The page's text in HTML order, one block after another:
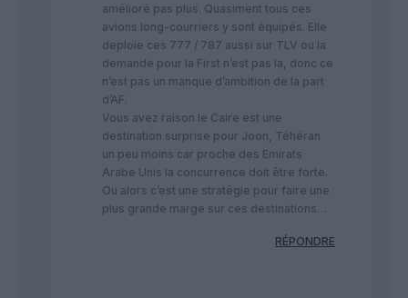
amélioré pas plus. Quasiment tous ces
avions long-courriers y sont équipés. Elle
deploie ces 777 / 787 aussi sur TLV ou la
demande pour la First n’est pas la, donc ce
n’est pas un manque d’ambition de la part
d’AF.
Vous avez raison le Caire est une
destination surprise pour Joon, Téhéran
un peu moins car proche des Emirats
Arabe Unis la concurrence doit être forte.
Ou alors c’est une stratégie pour faire une
plus grande marge sur ces destinations…
RÉPONDRE